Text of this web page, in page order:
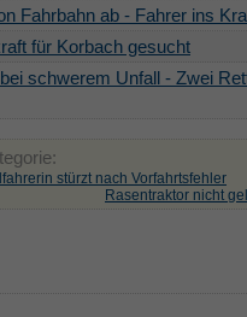
Fahrbahn ab - Fahrer ins
für Korbach gesucht
schwerem Unfall - Zwei
stürzt nach Vorfahrtsfehler
Rasentraktor nicht